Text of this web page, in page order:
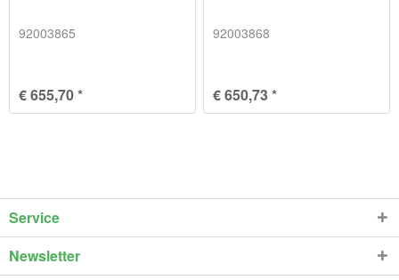
92003865
€ 655,70 *
92003868
€ 650,73 *
Service
Newsletter